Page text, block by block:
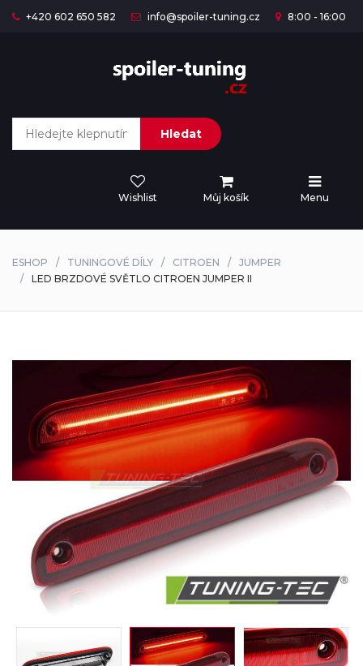
+420 602 650 582 info@spoiler-tuning.cz 8:00 - 16:00
Hledat
Wishlist Můj košík Menu
ESHOP TUNINGOVÉ DÍLY CITROEN
JUMPER
LED BRZDOVÉ SVĚTLO CITROEN JUMPER II